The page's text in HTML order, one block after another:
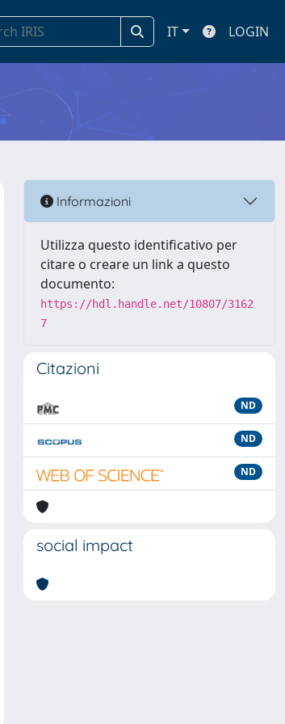
IT LOGIN
Informazioni
Utilizza questo identificativo per
citare o creare un link a questo
documento:
https://hdl.handle.net/10807/3162
7
Citazioni
ND
ND
ND
social impact